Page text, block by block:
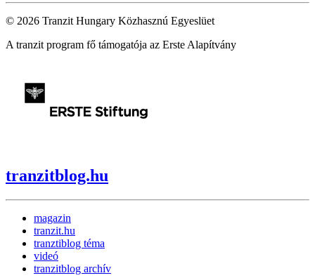
© 2026 Tranzit Hungary Közhasznú Egyeslüet
A tranzit program fő támogatója az Erste Alapítvány
tranzitblog.hu
magazin
tranzit.hu
tranztiblog téma
videó
tranzitblog archív